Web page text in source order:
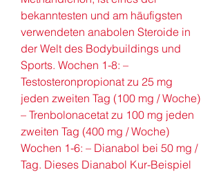
bekanntesten und am häufigsten
verwendeten anabolen Steroide in
der Welt des Bodybuildings und
Sports. Wochen 1-8: –
Testosteronpropionat zu 25 mg
jeden zweiten Tag (100 mg / Woche)
– Trenbolonacetat zu 100 mg jeden
zweiten Tag (400 mg / Woche)
Wochen 1-6: – Dianabol bei 50 mg /
Tag. Dieses Dianabol Kur-Beispiel